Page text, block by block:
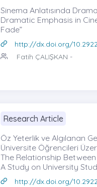
Sinema Anlatısında
Dramatic Emphasis in
Fade”
http://dx.doi.org/
Fatih ÇALIŞKAN -
Research Article
Öz Yeterlik ve Algılanan
Üniversite Öğrencileri
The Relationship
A Study on University
http://dx.doi.org/